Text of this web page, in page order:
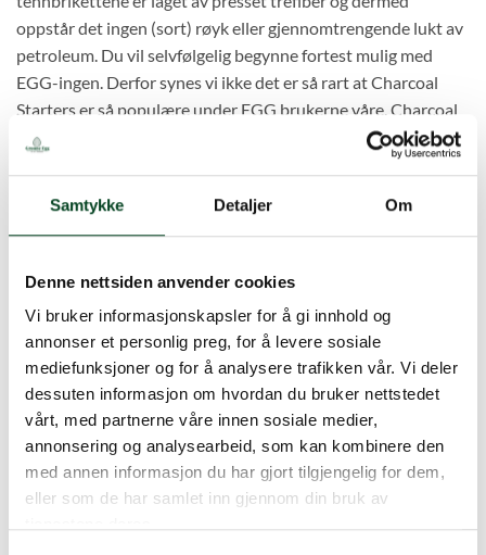
Samtykke Detaljer Om
Denne nettsiden anvender cookies
Vi bruker informasjonskapsler for å gi innhold og
annonser et personlig preg, for å levere sosiale
mediefunksjoner og for å analysere trafikken vår. Vi deler
dessuten informasjon om hvordan du bruker nettstedet
vårt, med partnerne våre innen sosiale medier,
annonsering og analysearbeid, som kan kombinere den
med annen informasjon du har gjort tilgjengelig for dem,
eller som de har samlet inn gjennom din bruk av
oppstår det ingen (sort) røyk eller gjennomtrengende lukt av
petroleum. Du vil selvfølgelig begynne fortest mulig med
EGG-ingen. Derfor synes vi ikke det er så rart at Charcoal
Starters er så populære under EGG brukerne våre. Charcoal
Starters virker utrolig raskt, er rene, trygge, luktfrie og enkle i
Charcoal Starters antall
Produktnummer:120922
Kategori: Kull